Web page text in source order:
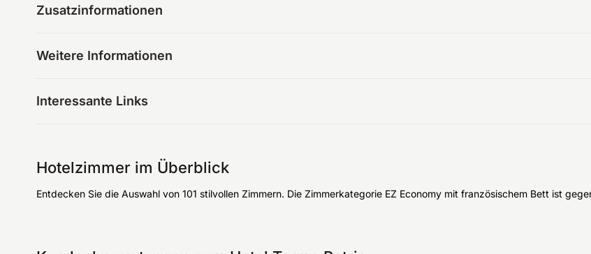
Zusatzinformationen
Weitere Informationen
Interessante Links
Hotelzimmer im Überblick
Entdecken Sie die Auswahl von 101 stilvollen Zimmern. Die Zimmerkategorie EZ Economy mit französischem Bett ist